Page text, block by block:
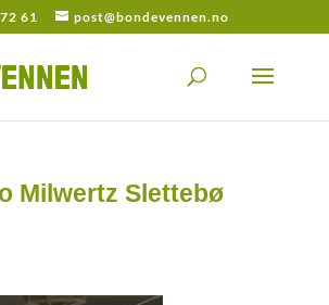
61 post@bondevennen.no
Milwertz Slettebø